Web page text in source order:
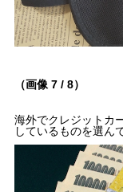
（画像 7 / 8）
海外でクレジットカ
しているものを選ん